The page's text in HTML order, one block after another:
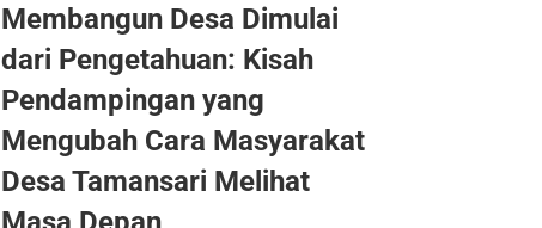
Membangun Desa Dimulai
dari Pengetahuan: Kisah
Pendampingan yang
Mengubah Cara Masyarakat
Desa Tamansari Melihat